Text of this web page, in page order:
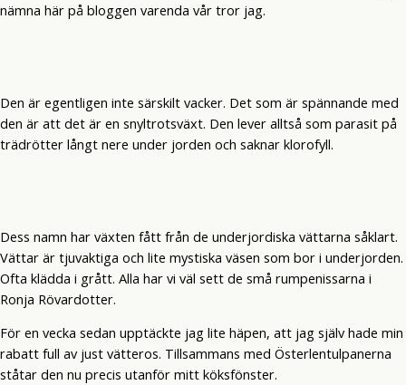
nämna här på bloggen varenda vår tror jag.
Den är egentligen inte särskilt vacker. Det som är spännande med
den är att det är en snyltrotsväxt. Den lever alltså som parasit på
trädrötter långt nere under jorden och saknar klorofyll.
Dess namn har växten fått från de underjordiska vättarna såklart.
Vättar är tjuvaktiga och lite mystiska väsen som bor i underjorden.
Ofta klädda i grått. Alla har vi väl sett de små rumpenissarna i
Ronja Rövardotter.
För en vecka sedan upptäckte jag lite häpen, att jag själv hade min
rabatt full av just vätteros. Tillsammans med Österlentulpanerna
ståtar den nu precis utanför mitt köksfönster.